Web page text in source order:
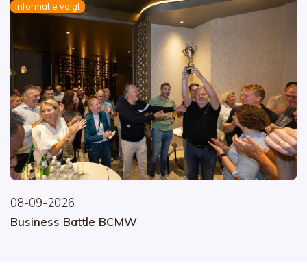
Informatie volgt
08-09-2026
Business Battle BCMW